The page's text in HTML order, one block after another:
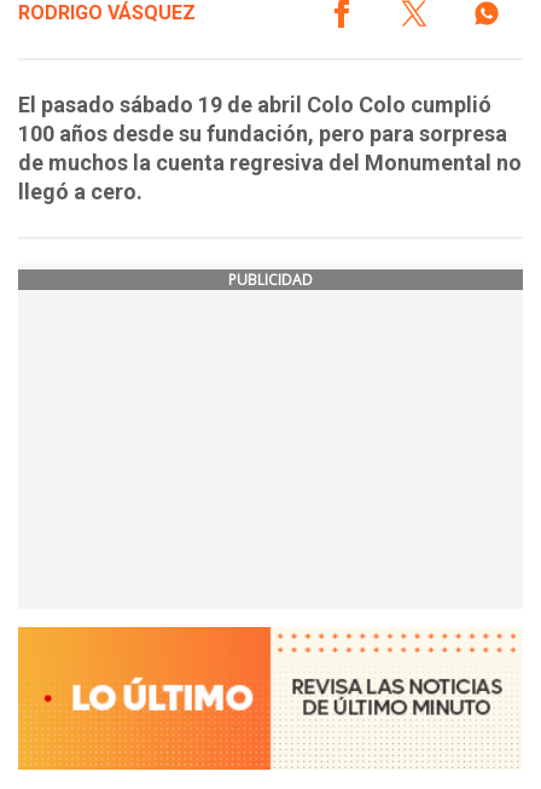
RODRIGO VÁSQUEZ
El pasado sábado 19 de abril Colo Colo cumplió
100 años desde su fundación, pero para sorpresa
de muchos la cuenta regresiva del Monumental no
llegó a cero.
PUBLICIDAD